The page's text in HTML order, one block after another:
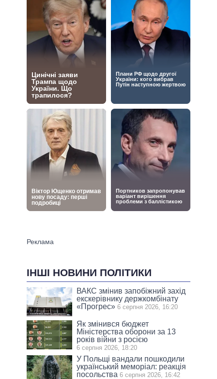
ІНШІ НОВИНИ ПОЛІТИКИ
ВАКС змінив запобіжний захід
екскерівнику держкомбінату
«Прогрес» 6 серпня 2026, 16:20
Як змінився бюджет
Міністерства оборони за 13
років війни з росією
6 серпня 2026, 18:20
У Польщі вандали пошкодили
український меморіал: реакція
посольства 6 серпня 2026, 16:42